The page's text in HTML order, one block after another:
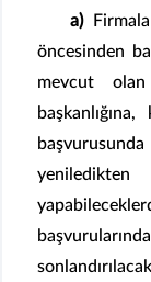
a)
öncesinden
mevcut